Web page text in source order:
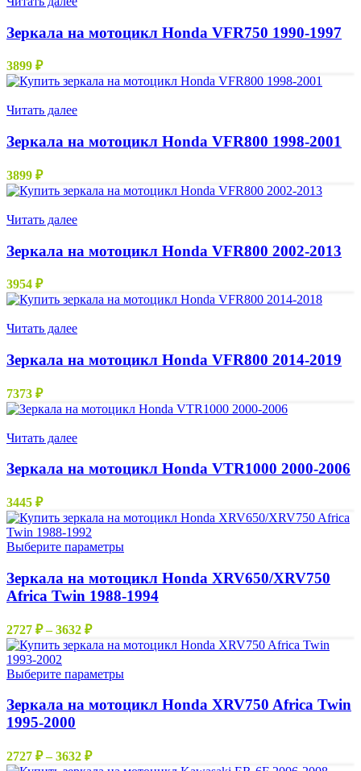
Зеркала на мотоцикл Honda VFR750 1990-1997
3899 ₽
Читать далее
Зеркала на мотоцикл Honda VFR800 1998-2001
3899 ₽
Читать далее
Зеркала на мотоцикл Honda VFR800 2002-2013
3954 ₽
Читать далее
Зеркала на мотоцикл Honda VFR800 2014-2019
7373 ₽
Читать далее
Зеркала на мотоцикл Honda VTR1000 2000-2006
3445 ₽
Выберите параметрыЭтот
имеет
несколько
вариаций.
выбрать
странице
Зеркала на мотоцикл Honda XRV650/XRV750
Africa Twin 1988-1994
2727 ₽ – 3632 ₽Диапазон
цен:
–
Выберите параметрыЭтот
имеет
несколько
Зеркала на мотоцикл Honda XRV750 Africa Twin
1995-2000
2727 ₽ – 3632 ₽Диапазон
цен: